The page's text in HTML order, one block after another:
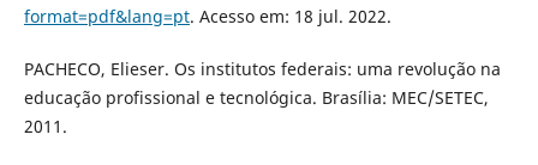
format=pdf&lang=pt. Acesso em: 18 jul. 2022.
PACHECO, Elieser. Os institutos federais: uma revolução na
educação profissional e tecnológica. Brasília: MEC/SETEC,
2011.